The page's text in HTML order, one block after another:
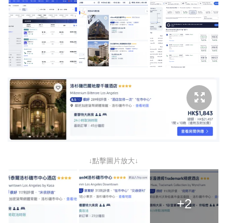
↓點擊圖片放大↓
+2